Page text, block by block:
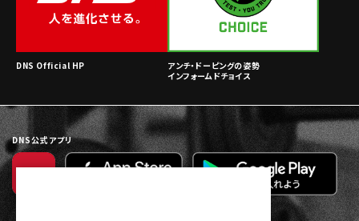
DNS Official HP
アンチ・ドーピングの姿勢
インフォームドチョイス
DNS公式アプリ